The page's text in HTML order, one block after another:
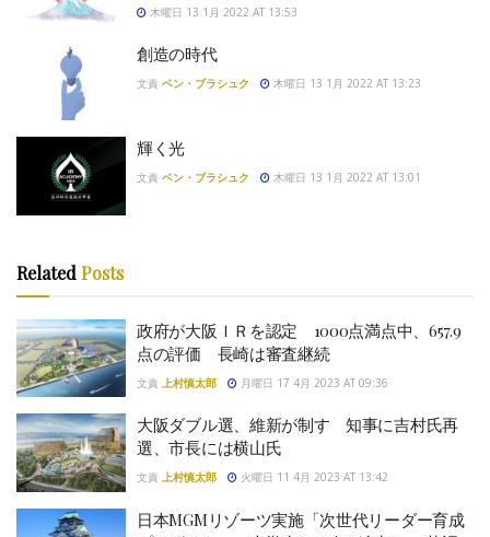
木曜日 13 1月 2022 AT 13:53
創造の時代
文責 ベン・ブラシュク 木曜日 13 1月 2022 AT 13:23
輝く光
文責 ベン・ブラシュク 木曜日 13 1月 2022 AT 13:01
Related Posts
政府が大阪ＩＲを認定 1000点満点中、657.9
点の評価 長崎は審査継続
文責 上村慎太郎 月曜日 17 4月 2023 AT 09:36
大阪ダブル選、維新が制す 知事に吉村氏再
選、市長には横山氏
文責 上村慎太郎 火曜日 11 4月 2023 AT 13:42
日本MGMリゾーツ実施「次世代リーダー育成